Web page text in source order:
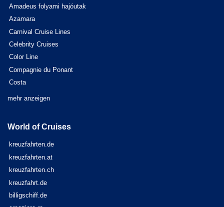
Amadeus folyami hajóutak
Azamara
Carnival Cruise Lines
Celebrity Cruises
Color Line
Compagnie du Ponant
Costa
mehr anzeigen
World of Cruises
kreuzfahrten.de
kreuzfahrten.at
kreuzfahrten.ch
kreuzfahrt.de
billigschiff.de